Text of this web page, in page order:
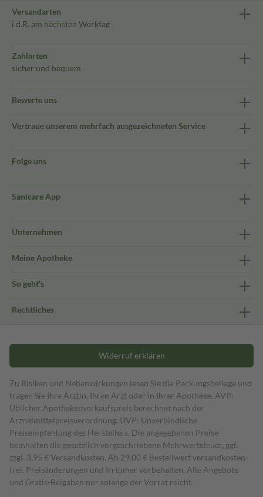
Versandarten
i.d.R. am nächsten Werktag
Zahlarten
sicher und bequem
Bewerte uns
Vertraue unserem mehrfach ausgezeichneten Service
Folge uns
Sanicare App
Unternehmen
Meine Apotheke
So geht's
Rechtliches
Widerruf erklären
Zu Risiken und Nebenwirkungen lesen Sie die Packungsbeilage und
fragen Sie Ihre Ärztin, Ihren Arzt oder in Ihrer Apotheke. AVP:
Üblicher Apothekenverkaufspreis berechnet nach der
Arzneimittelpreisverordnung. UVP: Unverbindliche
Preisempfehlung des Herstellers. Die angegebenen Preise
beinhalten die gesetzlich vorgeschriebene Mehrwertsteuer, ggf.
zzgl. 3,95 € Versandkosten. Ab 29,00 € Bestell­wert versand­kosten­
frei. Preisänderungen und Irrtümer vorbehalten. Alle Angebote
und Gratis-Beigaben nur solange der Vorrat reicht.